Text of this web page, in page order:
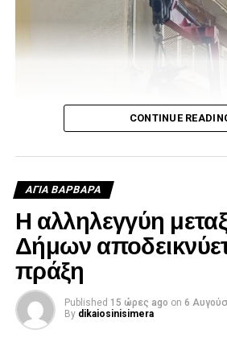
CONTINUE
ΑΓΙΑ ΒΑΡΒΑΡΑ
Η αλληλεγγύη
Δήμων
πράξη
Published 15 ώρες ago on 6
By dikaiosinisimera